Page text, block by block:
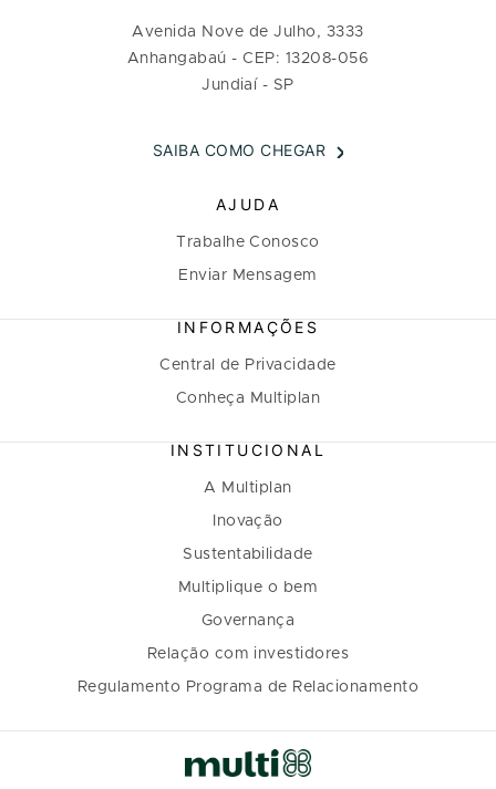
Avenida Nove de Julho, 3333
Anhangabaú - CEP: 13208-056
Jundiaí - SP
SAIBA COMO CHEGAR
AJUDA
Trabalhe Conosco
Enviar Mensagem
INFORMAÇÕES
Central de Privacidade
Conheça Multiplan
INSTITUCIONAL
A Multiplan
Inovação
Sustentabilidade
Multiplique o bem
Governança
Relação com investidores
Regulamento Programa de Relacionamento